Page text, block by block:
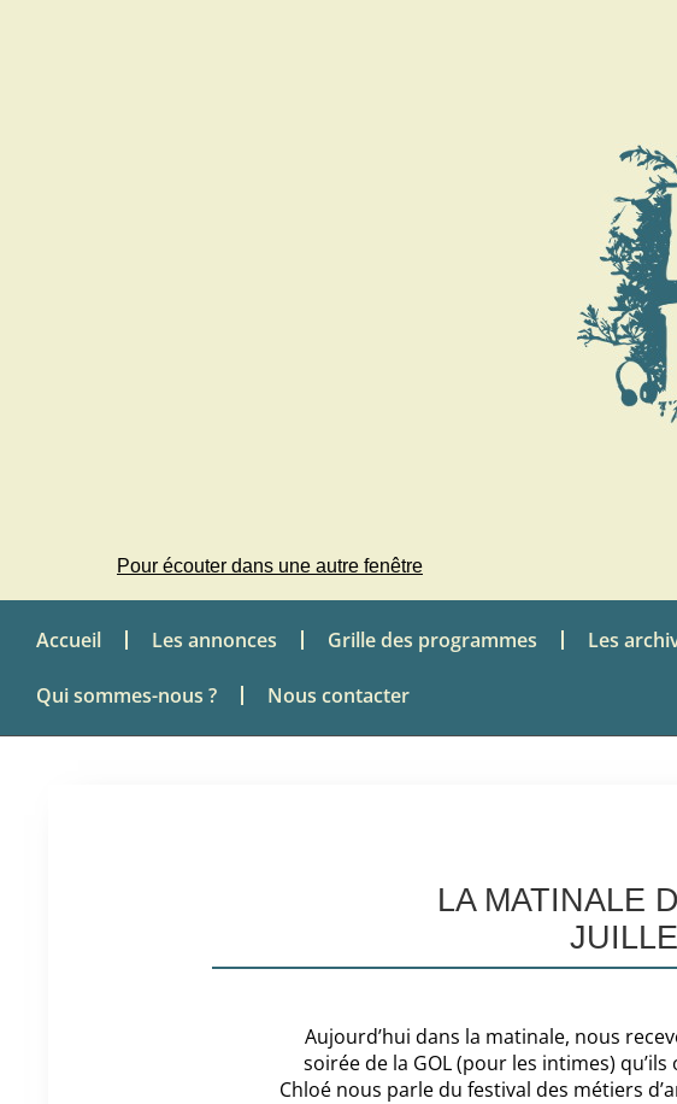
Pour écouter dans une autre fenêtre
Accueil Les annonces Grille des programmes Les
Qui sommes-nous ? Nous contacter
LA MATINALE
Aujourd’hui dans la matinale, nous
soirée de la GOL (pour les intimes)
Chloé nous parle du festival des métiers